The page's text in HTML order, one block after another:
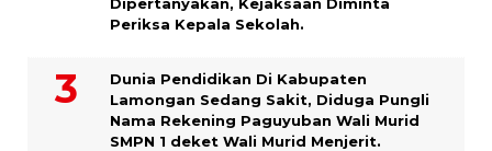
Periksa Kepala Sekolah.
Dunia Pendidikan Di Kabupaten
Lamongan Sedang Sakit, Diduga Pungli
Nama Rekening Paguyuban Wali Murid
SMPN 1 deket Wali Murid Menjerit.